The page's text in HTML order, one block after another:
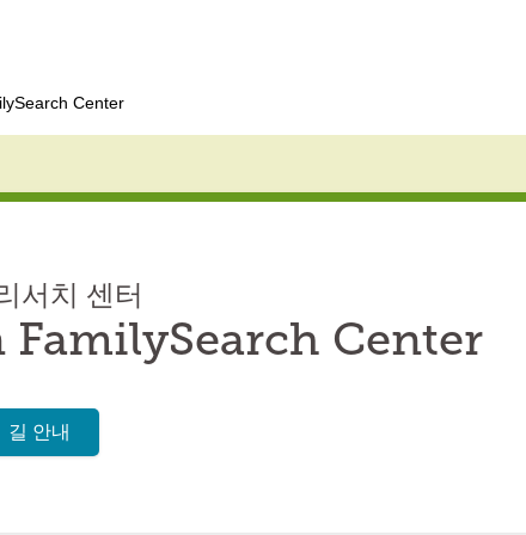
Center
서치 센터
Center
길 안내